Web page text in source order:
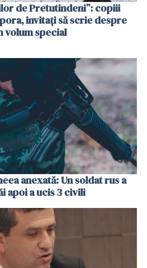
de Pretutindeni”: copiii
invitați să scrie despre
volum special
anexată: Un soldat rus a
apoi a ucis 3 civili